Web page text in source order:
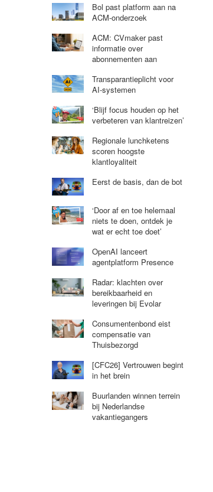
Bol past platform aan na
ACM-onderzoek
ACM: CVmaker past
informatie over
abonnementen aan
Transparantieplicht voor
AI-systemen
‘Blijf focus houden op het
verbeteren van klantreizen’
Regionale lunchketens
scoren hoogste
klantloyaliteit
Eerst de basis, dan de bot
‘Door af en toe helemaal
niets te doen, ontdek je
wat er echt toe doet’
OpenAI lanceert
agentplatform Presence
Radar: klachten over
bereikbaarheid en
leveringen bij Evolar
Consumentenbond eist
compensatie van
Thuisbezorgd
[CFC26] Vertrouwen begint
in het brein
Buurlanden winnen terrein
bij Nederlandse
vakantiegangers